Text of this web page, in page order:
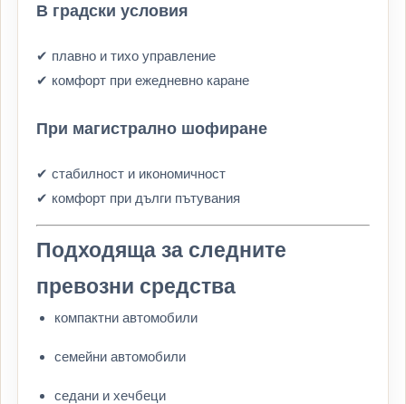
В градски условия
✔ плавно и тихо управление
✔ комфорт при ежедневно каране
При магистрално шофиране
✔ стабилност и икономичност
✔ комфорт при дълги пътувания
Подходяща за следните
превозни средства
компактни автомобили
семейни автомобили
седани и хечбеци